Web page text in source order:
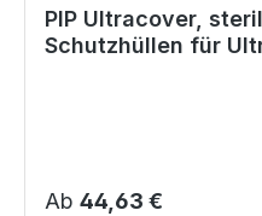
PIP Ultracover,
Schutzhüllen für
Regulärer Preis:
Ab 44,63 €